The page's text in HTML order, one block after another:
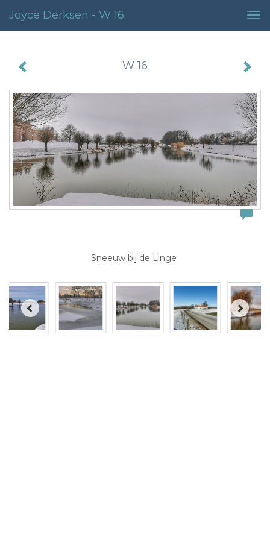
Joyce Derksen - W 16
W 16
Sneeuw bij de Linge